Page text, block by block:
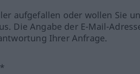
aufgefallen oder wollen Sie
Die Angabe der E-Mail-
Ihrer Anfrage.